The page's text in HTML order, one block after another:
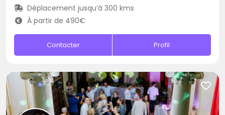
Déplacement jusqu’à 300 kms
À partir de 490€
Contacter Profil